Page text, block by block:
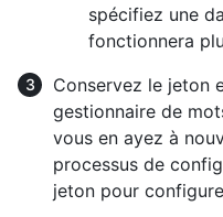
spécifiez une
fonctionnera
Conservez le jeton
gestionnaire de
vous en ayez à
processus de
jeton pour